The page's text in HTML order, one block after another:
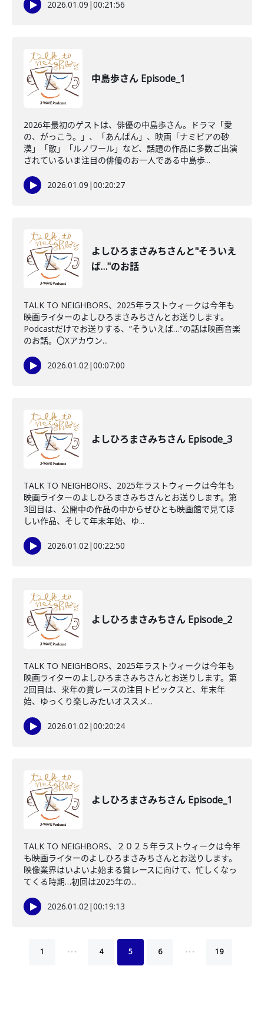
2026.01.09 |00:21:56
中島歩さん Episode_1
2026年最初のゲストは、俳優の中島歩さん。ドラマ「愛
の、がっこう。」、「あんぱん」、映画「ナミビアの砂
漠」「敵」「ルノワール」など、話題の作品に多数ご出演
されているいま注目の俳優のお一人である中島歩...
2026.01.09 |00:20:27
よしひろまさみちさんと"そういえ
ば…"のお話
TALK TO NEIGHBORS、2025年ラストウィークは今年も
映画ライターのよしひろまさみちさんとお送りします。
Podcastだけでお送りする、”そういえば…”の話は映画音楽
のお話。〇Xアカウン...
2026.01.02|00:07:00
よしひろまさみちさん Episode_3
TALK TO NEIGHBORS、2025年ラストウィークは今年も
映画ライターのよしひろまさみちさんとお送りします。第
3回目は、公開中の作品の中からぜひとも映画館で見てほ
しい作品、そして年末年始、ゆ...
2026.01.02|00:22:50
よしひろまさみちさん Episode_2
TALK TO NEIGHBORS、2025年ラストウィークは今年も
映画ライターのよしひろまさみちさんとお送りします。第
2回目は、来年の賞レースの注目トピックスと、年末年
始、ゆっくり楽しみたいオススメ...
2026.01.02|00:20:24
よしひろまさみちさん Episode_1
TALK TO NEIGHBORS、２０２５年ラストウィークは今年
も映画ライターのよしひろまさみちさんとお送りします。
映像業界はいよいよ始まる賞レースに向けて、忙しくなっ
てくる時期…初回は2025年の...
2026.01.02|00:19:13
1 … 4 5 6 … 19